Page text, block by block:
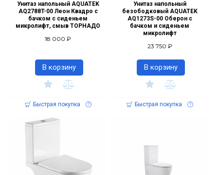
Унитаз напольный AQUATEK
AQ2788T-00 Леон Квадро с
бачком с сиденьем
микролифт, смыв ТОРНАДО
18 000 ₽
В корзину
Быстрая покупка
Унитаз напольный
безободковый AQUATEK
AQ1273S-00 Оберон с
бачком и сиденьем
микролифт
23 750 ₽
В корзину
Быстрая покупка